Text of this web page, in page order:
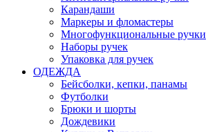
Карандаши
Маркеры и фломастеры
Многофункциональные ручки
Наборы ручек
Упаковка для ручек
ОДЕЖДА
Бейсболки, кепки, панамы
Футболки
Брюки и шорты
Дождевики